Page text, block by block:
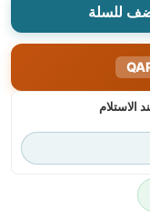
للسلة
الاستلام